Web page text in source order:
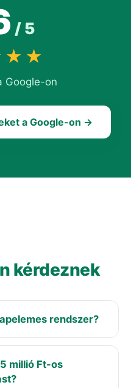
/ 5
Google-on
a Google-on →
kérdeznek
rendszer?
millió Ft-os